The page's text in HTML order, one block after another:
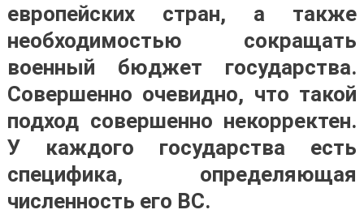
европейских стран, а также
необходимостью сокращать
военный бюджет государства.
Совершенно очевидно, что такой
подход совершенно некорректен.
У каждого государства есть
специфика, определяющая
численность его ВС.